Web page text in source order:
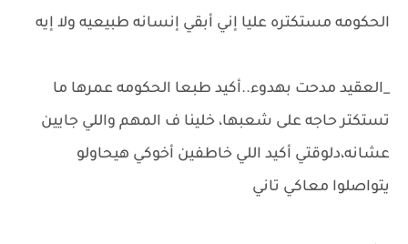
الحكومه مستكتره عليا إني أبقي إنسانه طبيعيه ولا إيه
_العقيد مدحت بهدوء..أكيد طبعا الحكومه عمرها ما
تستكتر حاجه على شعبها، خلينا ف المهم واللي جايين
عشانه،دلوقتي أكيد اللي خاطفين أخوكي هيحاولو
يتواصلوا معاكي تاني